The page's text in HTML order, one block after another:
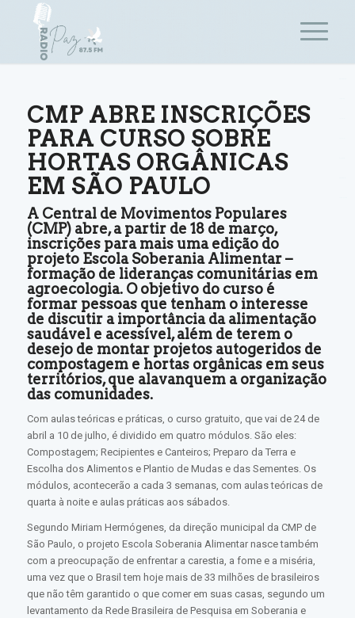
CMP ABRE INSCRIÇÕES
PARA CURSO SOBRE
HORTAS ORGÂNICAS
EM SÃO PAULO
A Central de Movimentos Populares
(CMP) abre, a partir de 18 de março,
inscrições para mais uma edição do
projeto Escola Soberania Alimentar –
formação de lideranças comunitárias em
agroecologia. O objetivo do curso é
formar pessoas que tenham o interesse
de discutir a importância da alimentação
saudável e acessível, além de terem o
desejo de montar projetos autogeridos de
compostagem e hortas orgânicas em seus
territórios, que alavanquem a organização
das comunidades.
Com aulas teóricas e práticas, o curso gratuito, que vai de 24 de
abril a 10 de julho, é dividido em quatro módulos. São eles:
Compostagem; Recipientes e Canteiros; Preparo da Terra e
Escolha dos Alimentos e Plantio de Mudas e das Sementes. Os
módulos, acontecerão a cada 3 semanas, com aulas teóricas de
quarta à noite e aulas práticas aos sábados.
Segundo Miriam Hermógenes, da direção municipal da CMP de
São Paulo, o projeto Escola Soberania Alimentar nasce também
com a preocupação de enfrentar a carestia, a fome e a miséria,
uma vez que o Brasil tem hoje mais de 33 milhões de brasileiros
que não têm garantido o que comer em suas casas, segundo um
levantamento da Rede Brasileira de Pesquisa em Soberania e